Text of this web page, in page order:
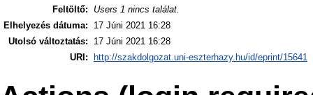
Feltöltő:
Users 1 nincs találat.
Elhelyezés dátuma:
17 Júni 2021 16:28
Utolsó változtatás:
17 Júni 2021 16:28
URI:
http://szakdolgozat.uni-eszterhazy.hu/id/eprint/15641